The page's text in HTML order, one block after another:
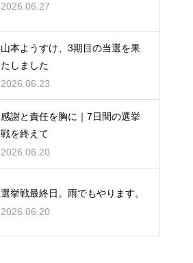
2026.06.27
山本ようすけ、3期目の当選を果
たしました
2026.06.23
感謝と責任を胸に｜7日間の選挙
戦を終えて
2026.06.20
選挙戦最終日。雨でもやります。
2026.06.20